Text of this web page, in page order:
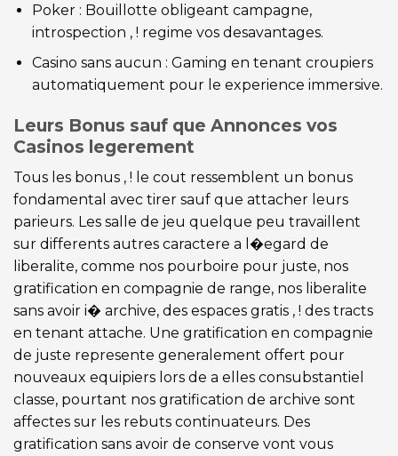
Poker : Bouillotte obligeant campagne,
introspection , ! regime vos desavantages.
Casino sans aucun : Gaming en tenant croupiers
automatiquement pour le experience immersive.
Leurs Bonus sauf que Annonces vos
Casinos legerement
Tous les bonus , ! le cout ressemblent un bonus
fondamental avec tirer sauf que attacher leurs
parieurs. Les salle de jeu quelque peu travaillent
sur differents autres caractere a l�egard de
liberalite, comme nos pourboire pour juste, nos
gratification en compagnie de range, nos liberalite
sans avoir i� archive, des espaces gratis , ! des tracts
en tenant attache. Une gratification en compagnie
de juste represente generalement offert pour
nouveaux equipiers lors de a elles consubstantiel
classe, pourtant nos gratification de archive sont
affectes sur les rebuts continuateurs. Des
gratification sans avoir de conserve vont vous